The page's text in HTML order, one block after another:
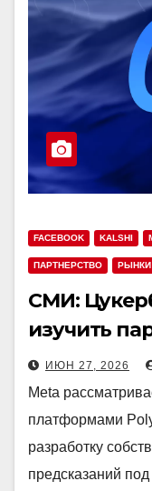
FACEBOOK KALSHI
ПАРТНЕРСТВО РЫНКИ
СМИ:
изучить
Polymarket
ИЮН 27, 2026
Meta
платформами
разработку
предсказаний